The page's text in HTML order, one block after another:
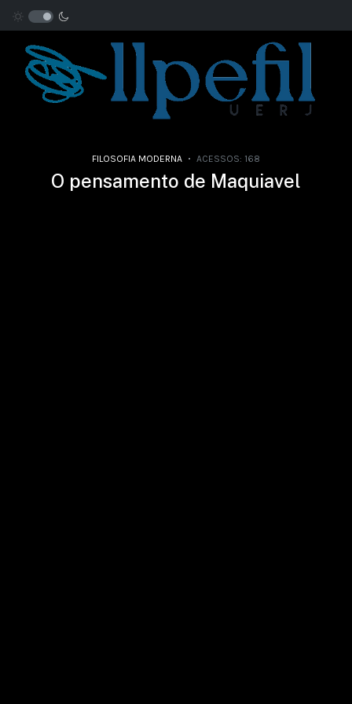
FILOSOFIA MODERNA ACESSOS: 168
O pensamento de Maquiavel